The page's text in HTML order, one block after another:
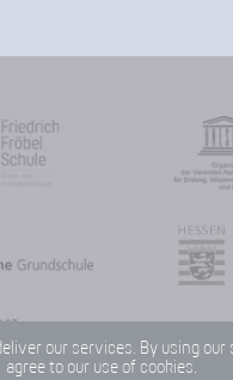
our services. By using our
agree to our use of cookies.